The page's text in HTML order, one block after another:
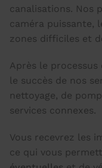
canalisations. Nos
caméra puissante,
zones difficiles et
Après le
le succès de nos
nettoyage, de
services connexes.
Vous recevrez les
ce qui vous